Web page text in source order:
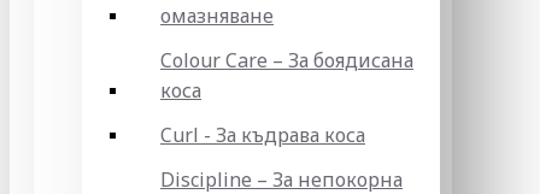
омазняване
Colour Care – За боядисана
коса
Curl - За къдрава коса
Discipline – За непокорна